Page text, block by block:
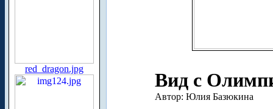
red_dragon.jpg
Вид с
Автор: Юлия Базюкина